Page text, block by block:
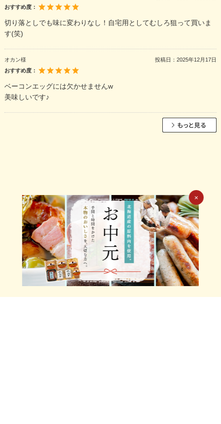
おすすめ度：
切り落としでも味に変わりなし！自宅用としてむしろ狙って買いま
す(笑)
オカン様 投稿日： 2025年12月17日
おすすめ度：
ベーコンエッグには欠かせませんw
美味しいです♪
×